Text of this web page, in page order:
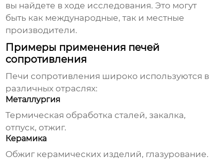
вы найдете в ходе исследования. Это могут
быть как международные, так и местные
производители.
Примеры применения печей
сопротивления
Печи сопротивления широко используются в
различных отраслях:
Металлургия
Термическая обработка сталей, закалка,
отпуск, отжиг.
Керамика
Обжиг керамических изделий, глазурование.